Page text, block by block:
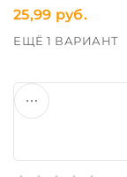
25,99 руб.
ЕЩЁ 1 ВАРИАНТ